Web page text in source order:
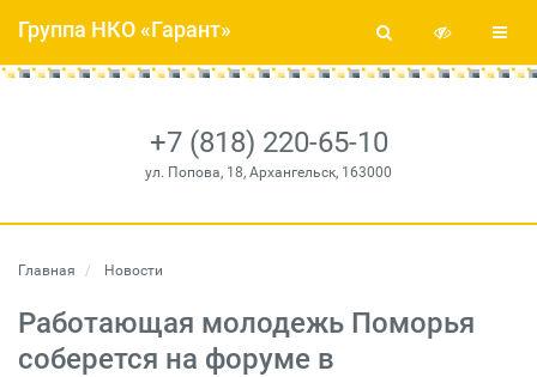
+7 (818) 220-65-10
ул. Попова, 18, Архангельск, 163000
Группа НКО «Гарант»
Главная Новости
Работающая молодежь Поморья
соберется на форуме в